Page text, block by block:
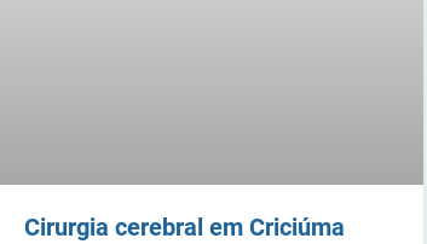
Cirurgia cerebral em Criciúma